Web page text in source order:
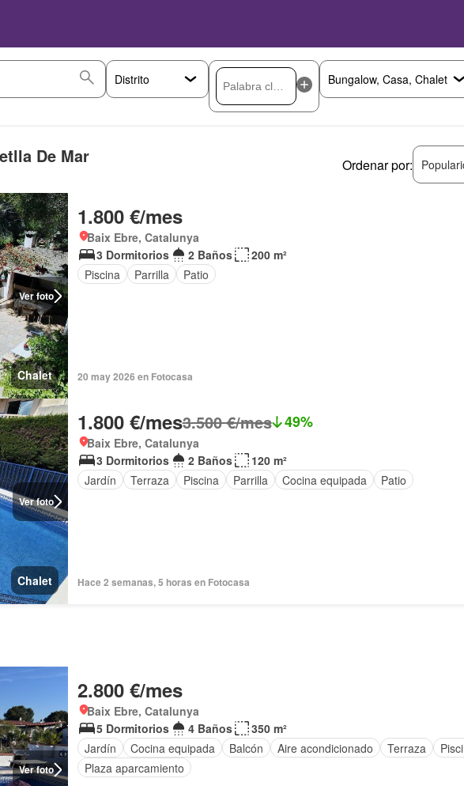
De Mar Ordenar por:
Ver foto
Chalet
1.800 €/mes
Baix Ebre, Catalunya
3 Dormitorios
2 Baños
200 m²
Piscina
Parrilla Patio
20 may 2026 en Fotocasa
Ver foto
Chalet
1.800 €/mes3.500 €/mes 49%
Baix Ebre, Catalunya
3 Dormitorios
2 Baños
120 m²
Jardín
Terraza Piscina Parrilla Cocina equipada Patio
Hace 2 semanas, 5 horas en Fotocasa
Ver foto
2.800 €/mes
Baix Ebre, Catalunya
5 Dormitorios
4 Baños
350 m²
Jardín
Cocina equipada Balcón Aire acondicionado Terraza
Plaza aparcamiento